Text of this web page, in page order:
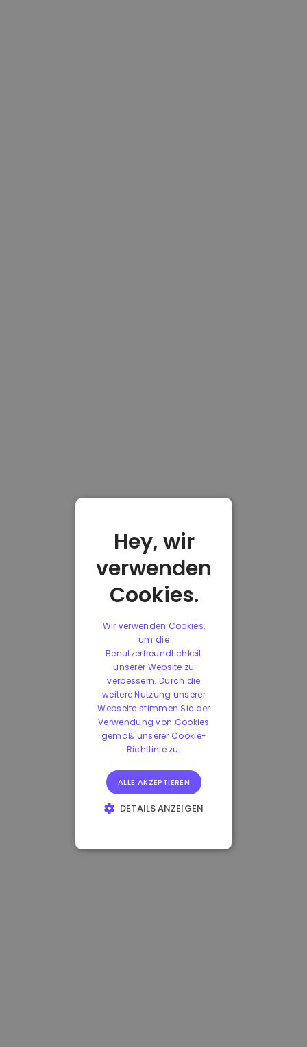
Hey, wir
verwenden
Cookies.
Wir verwenden Cookies,
um die
Benutzerfreundlichkeit
unserer Website zu
verbessern. Durch die
weitere Nutzung unserer
Webseite stimmen Sie der
Verwendung von Cookies
gemäß unserer Cookie-
Richtlinie zu.
ALLE AKZEPTIEREN
DETAILS ANZEIGEN